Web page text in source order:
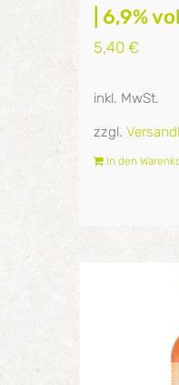
| 6,9%
5,40 €
inkl. MwSt.
zzgl.
In den